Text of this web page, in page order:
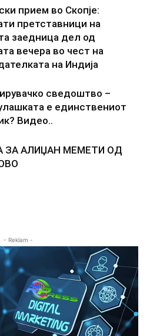
прием во Скопје:
претставници на
заедница дел од
вечера во чест на
на Индија
сведоштво –
е единствениот
Видео..
ЗА АЛИЏАН МЕМЕТИ ОД
- Reklam -